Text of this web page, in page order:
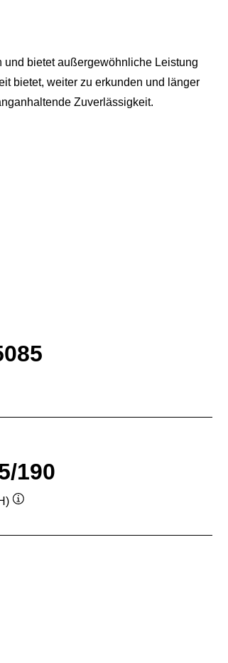
und bietet außergewöhnliche Leistung
bietet, weiter zu erkunden und länger
Zuverlässigkeit.​
190